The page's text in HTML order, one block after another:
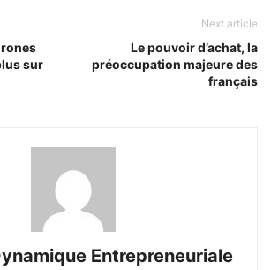
sur
Next article
Le pouvoir d’achat, la
préoccupation majeure des
français
Entrepreneuriale